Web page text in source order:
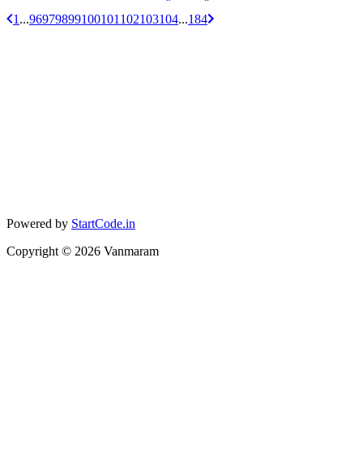
1 ...96979899100101 102103104...184
Powered by StartCode.in
Copyright © 2026 Vanmaram